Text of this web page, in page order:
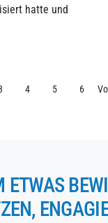
hatte und
4 5 6
ETWAS